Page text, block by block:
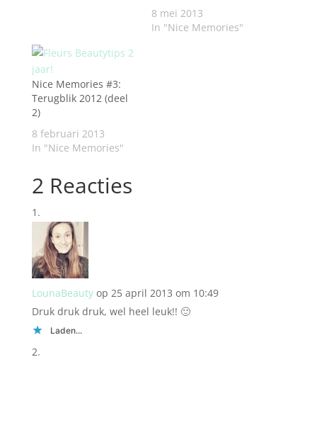
8 mei 2013
In "Nice Memories"
Nice Memories #3:
Terugblik 2012 (deel
2)
8 februari 2013
In "Nice Memories"
2 Reacties
LounaBeauty op 25 april 2013 om 10:49
Druk druk druk, wel heel leuk!! 🙂
Laden...